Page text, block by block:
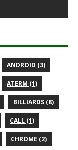
ANDROID (3)
ATERM (1)
BILLIARDS (8)
CALL (1)
CHROME (2)